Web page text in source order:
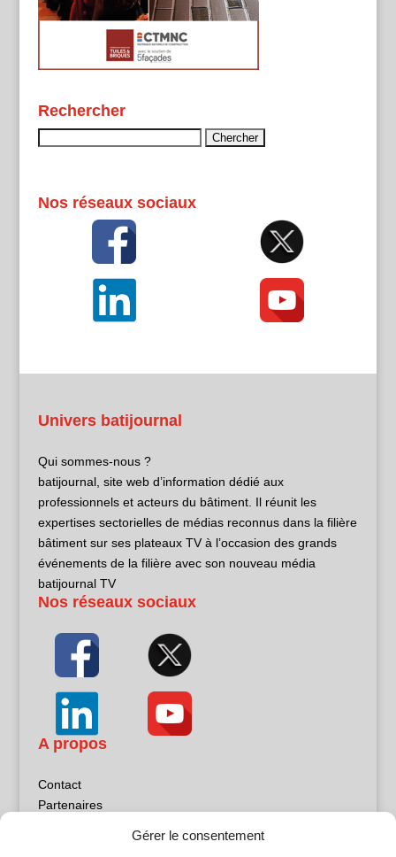
Gérer le consentement
Rechercher
Nos réseaux sociaux
Univers batijournal
Qui sommes-nous ?
batijournal, site web d’information dédié aux
professionnels et acteurs du bâtiment. Il réunit les
expertises sectorielles de médias reconnus dans la filière
bâtiment sur ses plateaux TV à l’occasion des grands
événements de la filière avec son nouveau média
batijournal TV
Nos réseaux sociaux
A propos
Contact
Partenaires